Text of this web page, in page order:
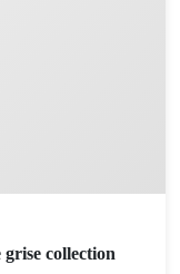
collection